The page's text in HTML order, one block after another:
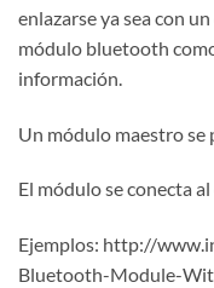
enlazarse ya sea con
módulo bluetooth
información.
Un módulo maestro se
El módulo se conecta
Ejemplos: http://
Bluetooth-Module-